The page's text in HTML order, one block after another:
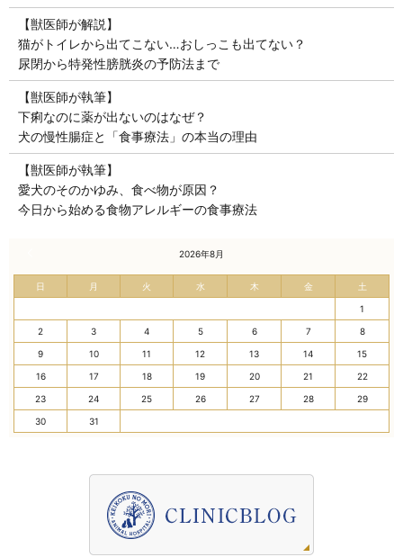
【獣医師が解説】
猫がトイレから出てこない…おしっこも出てない？
尿閉から特発性膀胱炎の予防法まで
【獣医師が執筆】
下痢なのに薬が出ないのはなぜ？
犬の慢性腸症と「食事療法」の本当の理由
【獣医師が執筆】
愛犬のそのかゆみ、食べ物が原因？
今日から始める食物アレルギーの食事療法
2026年8月
日 月 火 水 木 金 土
1
2 3 4 5 6 7 8
9 10 11 12 13 14 15
16 17 18 19 20 21 22
23 24 25 26 27 28 29
30 31